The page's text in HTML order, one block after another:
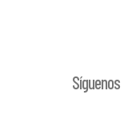
Síguenos